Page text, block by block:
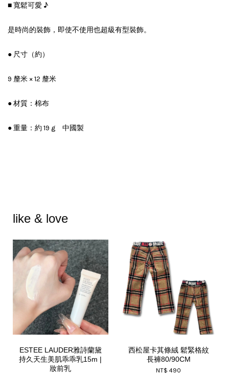
■ 寬鬆可愛 ♪
是時尚的裝飾，即使不使用也超級有型裝飾。
● 尺寸（約）
9 釐米 × 12 釐米
● 材質：棉布
● 重量：約 19 g 中國製
like & love
ESTEE LAUDER雅詩蘭黛
持久天生美肌乖乖乳15m |
妝前乳
西松屋卡其條絨 鬆緊格紋
長褲80/90CM
NT$ 490